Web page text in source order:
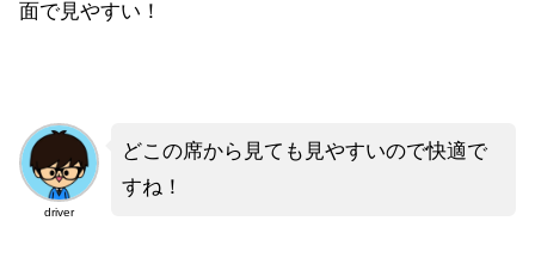
面で見やすい！
driver
どこの席から見ても見やすいので快適で
すね！